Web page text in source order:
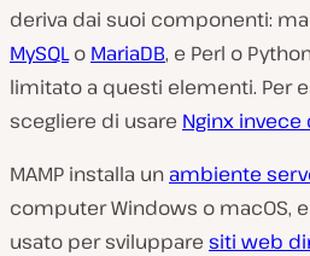
deriva dai suoi componenti:
MySQLo MariaDB, e Perl o
limitato a questi elementi. Per
scegliere di usare Nginx invece
MAMP installa un ambiente
computer Windows o macOS,
usato per sviluppare siti web